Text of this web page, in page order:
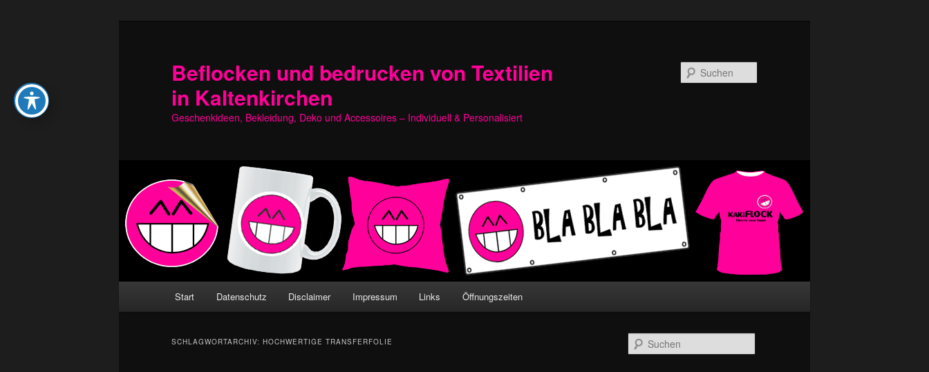
Beflocken und bedrucken von Textilien
in Kaltenkirchen
Geschenkideen, Bekleidung, Deko und Accessoires – Individuell & Personalisiert
Start Datenschutz Disclaimer Impressum Links Öffnungszeiten
SCHLAGWORTARCHIV: HOCHWERTIGE TRANSFERFOLIE
u